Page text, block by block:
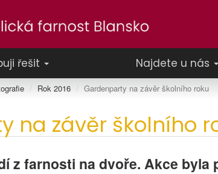
řešit Najdete u nás
Rok 2016 Gardenparty na závěr školního roku
na závěr školního
z farnosti na dvoře. Akce byla